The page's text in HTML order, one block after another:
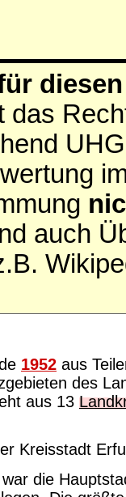
das
auch
1952 aus
des
aus 13
Kreisstadt
war die